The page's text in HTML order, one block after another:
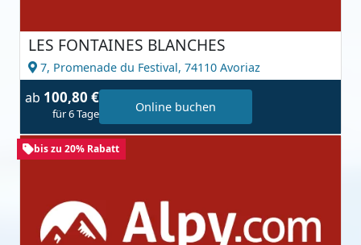
LES FONTAINES BLANCHES
7, Promenade du Festival, 74110 Avoriaz
ab 100,80 €
für 6 Tage Online buchen
bis zu 20% Rabatt